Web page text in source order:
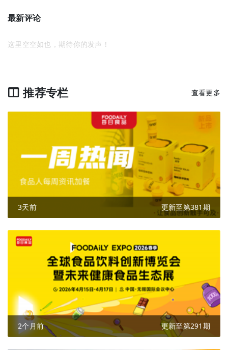
最新评论
这里空空如也，期待你的发声！
推荐专栏 查看更多
3天前 更新至第381期
2个月前 更新至第291期